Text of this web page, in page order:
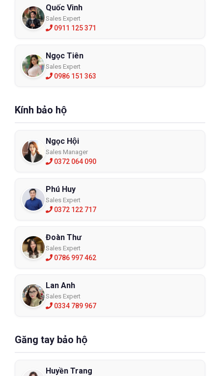
Quốc Vinh
Sales Expert
0911 125 371
Ngọc Tiên
Sales Expert
0986 151 363
Kính bảo hộ
Ngọc Hội
Sales Manager
0372 064 090
Phú Huy
Sales Expert
0372 122 717
Đoàn Thư
Sales Expert
0786 997 462
Lan Anh
Sales Expert
0334 789 967
Găng tay bảo hộ
Huyền Trang